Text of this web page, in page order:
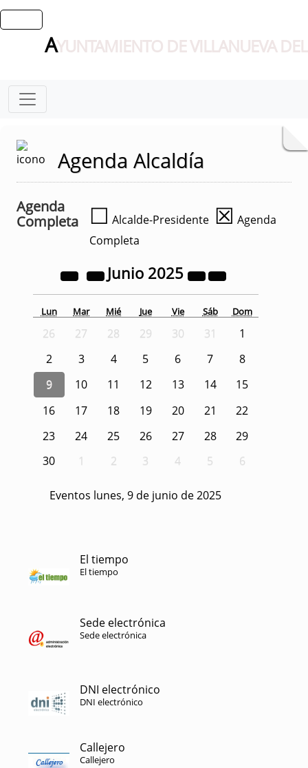
AYUNTAMIENTO DE VILLANUEVA
Agenda Alcaldía
Agenda
Completa
☐ Alcalde-Presidente ☒ Agenda
Completa
Junio 2025
Lun Mar Mié Jue Vie Sáb Dom
26 27 28 29 30 31
1
2
3 4 5 6 7
8
9
10 11 12 13 14
15
16
17 18 19 20 21
22
23
24 25 26 27 28
29
30
1 2 3 4 5 6
Eventos lunes, 9 de junio de 2025
El tiempo
El tiempo
Sede electrónica
Sede electrónica
DNI electrónico
DNI electrónico
Callejero
Callejero